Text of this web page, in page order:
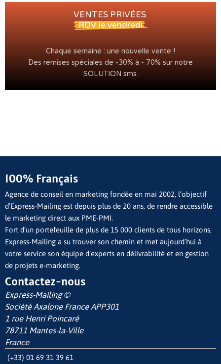
VENTES PRIVÉES
RDV le vendredi
Chaque semaine : une nouvelle vente !
Des remises spéciales de -30% à - 70% sur notre
SOLUTION sms.
100% Français
Agence de conseil en marketing fondée en mai 2002, l’objectif
d’Express-Mailing est depuis plus de 20 ans, de rendre accessible
le marketing direct aux PME-PMI.
Fort d’un portefeuille de plus de 15 000 clients de tous horizons,
Express-Mailing a su trouver son chemin et met aujourd’hui à
votre service son équipe d’experts en délivrabilité et en gestion
de projets e-marketing.
Contactez-nous
Express-Mailing ©
Société Axalone FranceAPP301
1 rue Henri Poincaré
78711 Mantes-la-Ville
France
(+33) 01 69 31 39 61